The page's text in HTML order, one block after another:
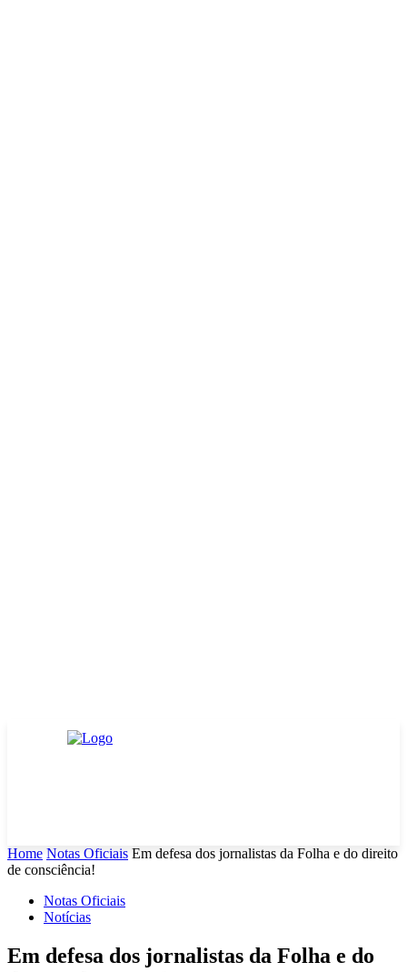
Home Notas Oficiais Em defesa dos jornalistas da Folha e do direito
de consciência!
Notas Oficiais
Notícias
Em defesa dos jornalistas da Folha e do